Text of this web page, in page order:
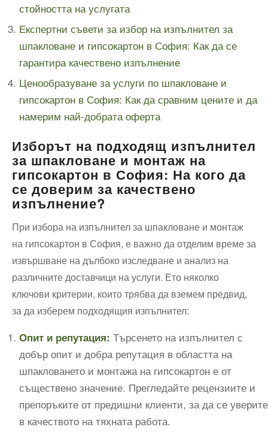
стойността на услугата
Експертни съвети за избор на изпълнител за
шпакловане и гипсокартон в София: Как да се
гарантира качествено изпълнение
Ценообразуване за услуги по шпакловане и
гипсокартон в София: Как да сравним цените и да
намерим най-добрата оферта
Изборът на подходящ изпълнител
за шпакловане и монтаж на
гипсокартон в София: На кого да
се доверим за качествено
изпълнение?
При избора на изпълнител за шпакловане и монтаж
на гипсокартон в София, е важно да отделим време за
извършване на дълбоко изследване и анализ на
различните доставчици на услуги. Ето няколко
ключови критерии, които трябва да вземем предвид,
за да изберем подходящия изпълнител:
Опит и репутация: Търсенето на изпълнител с
добър опит и добра репутация в областта на
шпакловането и монтажа на гипсокартон е от
съществено значение. Прегледайте рецензиите и
препоръките от предишни клиенти, за да се уверите
в качеството на тяхната работа.